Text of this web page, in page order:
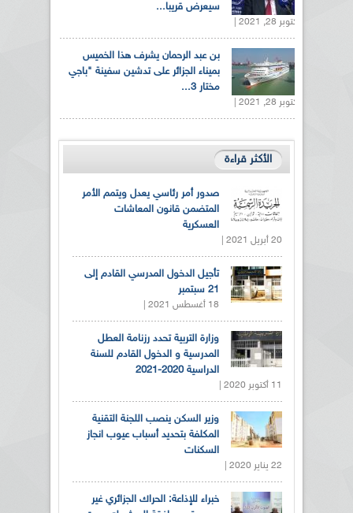
سيعرض قريبا...
أكتوبر 28, 2021 |
بن عبد الرحمان يشرف هذا الخميس
بميناء الجزائر على تدشين سفينة "باجي
مختار 3...
أكتوبر 28, 2021 |
الأكثر قراءة
صدور أمر رئاسي يعدل ويتمم الأمر
المتضمن قانون المعاشات
العسكرية
20 أبريل 2021 |
تأجيل الدخول المدرسي القادم إلى
21 سبتمبر
18 أغسطس 2021 |
وزارة التربية تحدد رزنامة العطل
المدرسية و الدخول القادم للسنة
الدراسية 2020-2021
11 أكتوبر 2020 |
وزير السكن ينصب اللجنة التقنية
المكلفة بتحديد أسباب عيوب انجاز
السكنات
22 يناير 2020 |
خبراء للإذاعة: الحراك الجزائري غير